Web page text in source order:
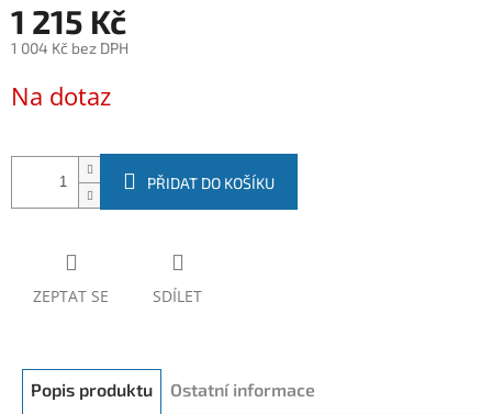
1 215 Kč
1 004 Kč bez DPH
cena:
Na dotaz
PŘIDAT DO KOŠÍKU
ZEPTAT SE SDÍLET
Popis produktu Ostatní informace